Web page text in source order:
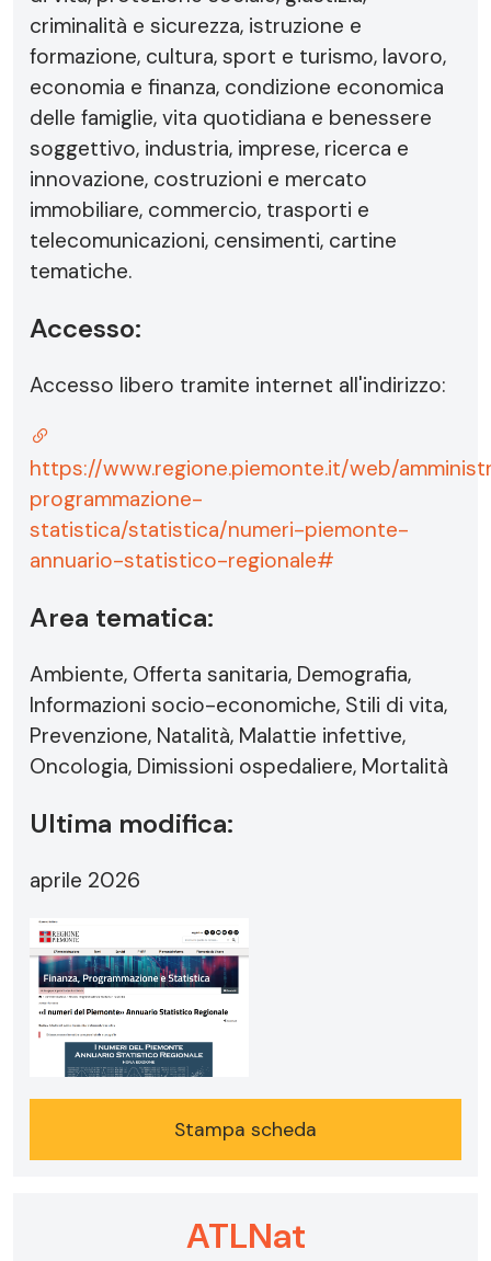
criminalità e sicurezza, istruzione e
formazione, cultura, sport e turismo, lavoro,
economia e finanza, condizione economica
delle famiglie, vita quotidiana e benessere
soggettivo, industria, imprese, ricerca e
innovazione, costruzioni e mercato
immobiliare, commercio, trasporti e
telecomunicazioni, censimenti, cartine
tematiche.
Accesso:
Accesso libero tramite internet all'indirizzo:
https://www.regione.piemonte.it/web/
programmazione-
statistica/statistica/numeri-piemonte-
annuario-statistico-regionale#
Area tematica:
Ambiente, Offerta sanitaria, Demografia,
Informazioni socio-economiche, Stili di vita,
Prevenzione, Natalità, Malattie infettive,
Oncologia, Dimissioni ospedaliere, Mortalità
Ultima modifica:
aprile 2026
Stampa scheda
ATLNat